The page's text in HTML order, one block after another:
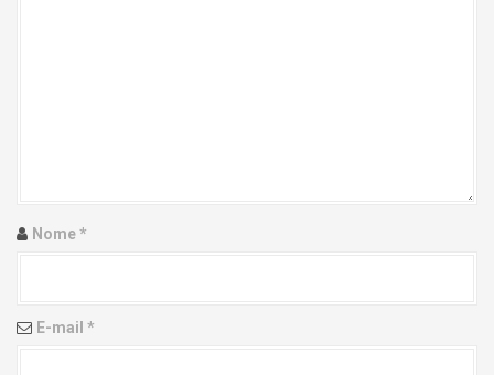
i
n
Nome*
E-mail *